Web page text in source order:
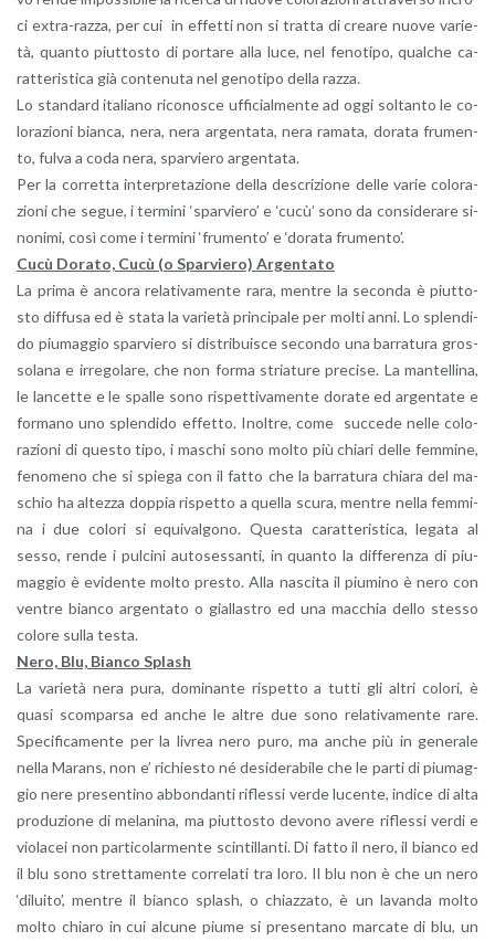
ci ex­tra-raz­za, per cui in ef­fet­ti non si trat­ta di crea­re nuove va­rie­
tà, quan­to piut­to­sto di por­ta­re alla luce, nel fe­no­ti­po, qual­che ca­
rat­te­ri­sti­ca già con­te­nu­ta nel ge­no­ti­po della razza.
Lo stan­dard ita­lia­no ri­co­no­sce uf­fi­cial­men­te ad oggi sol­tan­to le co­
lo­ra­zio­ni bian­ca, nera, nera ar­gen­ta­ta, nera ra­ma­ta, do­ra­ta fru­men­
to, fulva a coda nera, spar­vie­ro ar­gen­ta­ta.
Per la cor­ret­ta in­ter­pre­ta­zio­ne della de­scri­zio­ne delle varie co­lo­ra­
zio­ni che segue, i ter­mi­ni ‘spar­vie­ro’ e ‘cucù’ sono da con­si­de­ra­re si­
no­ni­mi, così come i ter­mi­ni ‘fru­men­to’ e ‘do­ra­ta fru­men­to’.
Cucù Do­ra­to, Cucù (o Spar­vie­ro) Ar­gen­ta­to
La prima è an­co­ra re­la­ti­va­men­te rara, men­tre la se­con­da è piut­to­
sto dif­fu­sa ed è stata la va­rie­tà prin­ci­pa­le per molti anni. Lo splen­di­
do piu­mag­gio spar­vie­ro si di­stri­bui­sce se­con­do una bar­ra­tu­ra gros­
so­la­na e ir­re­go­la­re, che non forma stria­tu­re pre­ci­se. La man­tel­li­na,
le lan­cet­te e le spal­le sono ri­spet­ti­va­men­te do­ra­te ed ar­gen­ta­te e
for­ma­no uno splen­di­do ef­fet­to. Inol­tre, come suc­ce­de nelle co­lo­
ra­zio­ni di que­sto tipo, i ma­schi sono molto più chia­ri delle fem­mi­ne,
fe­no­me­no che si spie­ga con il fatto che la bar­ra­tu­ra chia­ra del ma­
schio ha al­tez­za dop­pia ri­spet­to a quel­la scura, men­tre nella fem­mi­
na i due co­lo­ri si equi­val­go­no. Que­sta ca­rat­te­ri­sti­ca, le­ga­ta al
sesso, rende i pul­ci­ni au­to­ses­san­ti, in quan­to la dif­fe­ren­za di piu­
mag­gio è evi­den­te molto pre­sto. Alla na­sci­ta il piu­mi­no è nero con
ven­tre bian­co ar­gen­ta­to o gial­la­stro ed una mac­chia dello stes­so
co­lo­re sulla testa.
Nero, Blu, Bian­co Splash
La va­rie­tà nera pura, do­mi­nan­te ri­spet­to a tutti gli altri co­lo­ri, è
quasi scom­par­sa ed anche le altre due sono re­la­ti­va­men­te rare.
Spe­ci­fi­ca­men­te per la li­vrea nero puro, ma anche più in ge­ne­ra­le
nella Ma­rans, non e’ ri­chie­sto né de­si­de­ra­bi­le che le parti di piu­mag­
gio nere pre­sen­ti­no ab­bon­dan­ti ri­fles­si verde lu­cen­te, in­di­ce di alta
pro­du­zio­ne di me­la­ni­na, ma piut­to­sto de­vo­no avere ri­fles­si verdi e
vio­la­cei non par­ti­co­lar­men­te scin­til­lan­ti. Di fatto il nero, il bian­co ed
il blu sono stret­ta­men­te cor­re­la­ti tra loro. Il blu non è che un nero
‘di­lui­to’, men­tre il bian­co splash, o chiaz­za­to, è un la­van­da molto
molto chia­ro in cui al­cu­ne piume si pre­sen­ta­no mar­ca­te di blu, un